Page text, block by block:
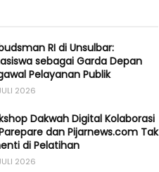
RI di Unsulbar:
sebagai Garda Depan
Pelayanan Publik
2026
Dakwah Digital Kolaborasi
dan Pijarnews.com Tak
di Pelatihan
2026